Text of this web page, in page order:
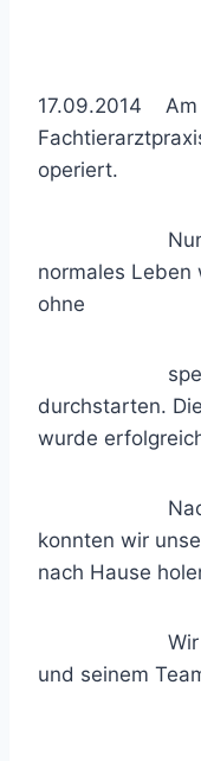
17.09.2014 Am
operiert.
Nun kann
normales Leben
ohne
speziel
durchstarten.
wurde
Nach
konnten wir
nach Hause
Wir
und seinem